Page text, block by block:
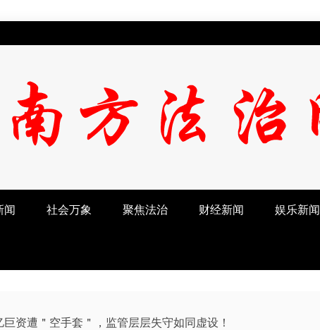
闻 社会万象 聚焦法治 财经新闻 娱乐新闻
资遭＂空手套＂，监管层层失守如同虚设！